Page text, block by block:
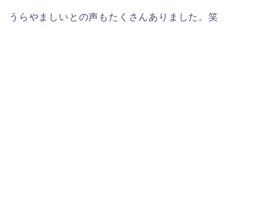
うらやましいとの声もたくさんありました。笑